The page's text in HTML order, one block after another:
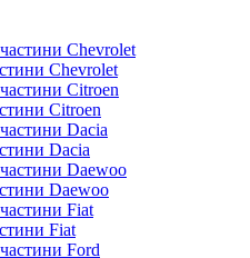
Chevrolet
Citroen
Dacia
Daewoo
Fiat